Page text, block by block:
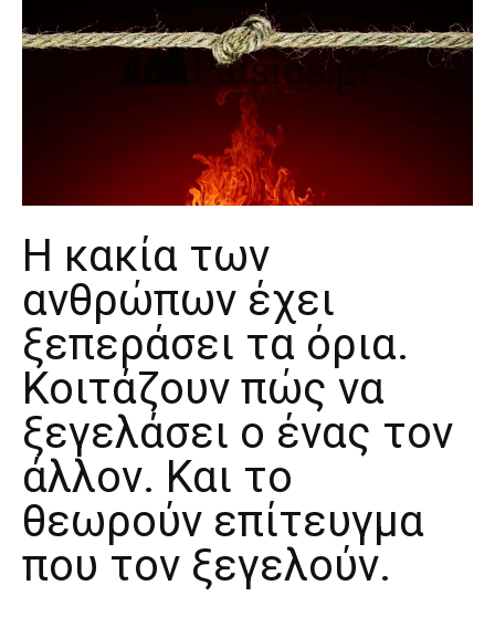
Η κακία των
ανθρώπων έχει
ξεπεράσει τα όρια.
Κοιτάζουν πώς να
ξεγελάσει ο ένας τον
άλλον. Και το
θεωρούν επίτευγμα
που τον ξεγελούν.